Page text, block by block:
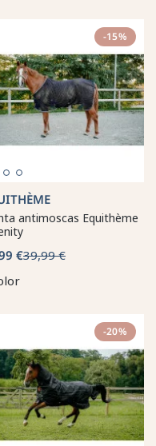
-15%
antimoscas Equithème
€39,99 €
-20%